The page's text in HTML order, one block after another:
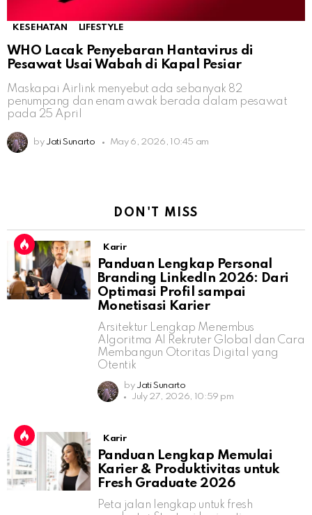
KESEHATAN LIFESTYLE
WHO Lacak Penyebaran Hantavirus di
Pesawat Usai Wabah di Kapal Pesiar
Maskapai Airlink menyebut ada sebanyak 82
penumpang dan enam awak berada dalam pesawat
pada 25 April
by Jati Sunarto May 6, 2026, 10:45 am
DON'T MISS
Karir
Panduan Lengkap Personal
Branding LinkedIn 2026: Dari
Optimasi Profil sampai
Monetisasi Karier
Arsitektur Lengkap Menembus
Algoritma AI Rekruter Global dan Cara
Membangun Otoritas Digital yang
Otentik
by Jati Sunarto
July 27, 2026, 10:59 pm
Karir
Panduan Lengkap Memulai
Karier & Produktivitas untuk
Fresh Graduate 2026
Peta jalan lengkap untuk fresh